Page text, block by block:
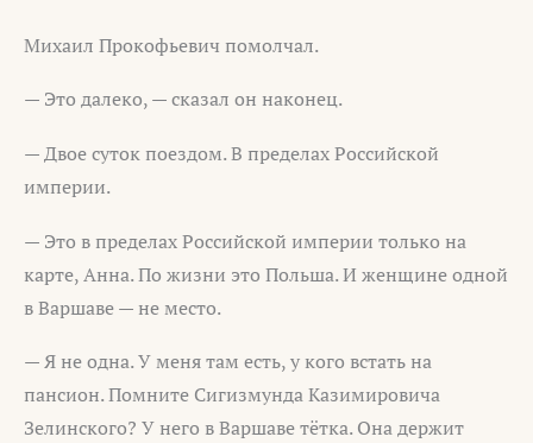
Михаил Прокофьевич помолчал.
— Это далеко, — сказал он наконец.
— Двое суток поездом. В пределах Российской
империи.
— Это в пределах Российской империи только на
карте, Анна. По жизни это Польша. И женщине одной
в Варшаве — не место.
— Я не одна. У меня там есть, у кого встать на
пансион. Помните Сигизмунда Казимировича
Зелинского? У него в Варшаве тётка. Она держит